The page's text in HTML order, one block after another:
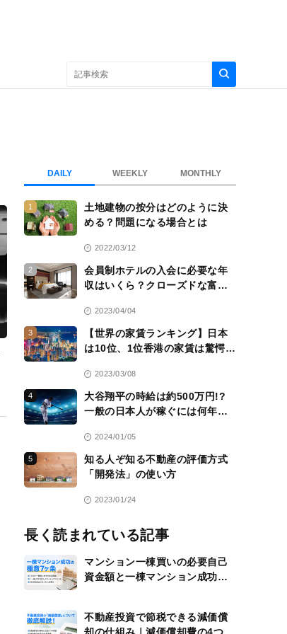
DAILY WEEKLY MONTHLY
1
土地建物の按分はどのように決
める？問題になる場合とは
2022/03/12
2
会員制ホテルの入会に必要な年
収はいくら？クローズドな富裕
2023/04/04
3
【世界の家賃ランキング】日本
は10位、1位香港の家賃は驚愕
2023/03/08
4
大谷翔平の時給は約500万円!?
一般の日本人が稼ぐには何年か
2024/01/05
5
知る人ぞ知る不動産の評価方式
「開発法」の使い方
2023/01/24
長く読まれている記事
マンション一棟買いの必要自己
資金額と一棟マンション成功の
不動産投資で節税できる減価償